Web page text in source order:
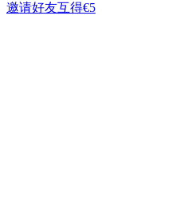
邀请好友互得€5